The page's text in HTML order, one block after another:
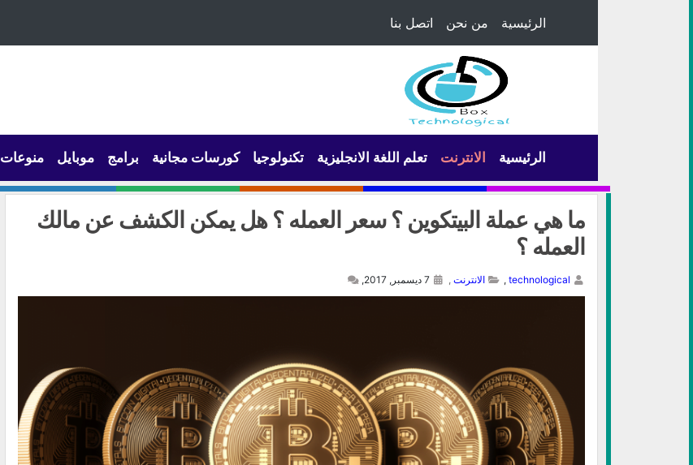
الرئيسية من نحن اتصل بنا
الرئيسية الانترنت تعلم اللغة الانجليزية تكنولوجيا كورسات مجانية برامج موبايل منوعات
ما هي عملة البيتكوين ؟ سعر العمله ؟ هل يمكن الكشف عن مالك
العمله ؟
technological
, الانترنت ,